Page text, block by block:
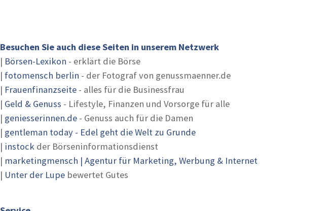
Besuchen Sie auch diese Seiten in unserem Netzwerk
| Börsen-Lexikon - erklärt die Börse
| fotomensch berlin - der Fotograf von genussmaenner.de
| Frauenfinanzseite - alles für die Businessfrau
| Geld & Genuss - Lifestyle, Finanzen und Vorsorge für alle
| geniesserinnen.de - Genuss auch für die Damen
| gentleman today - Edel geht die Welt zu Grunde
| instock der Börseninformationsdienst
| marketingmensch | Agentur für Marketing, Werbung & Internet
| Unter der Lupe bewertet Gutes